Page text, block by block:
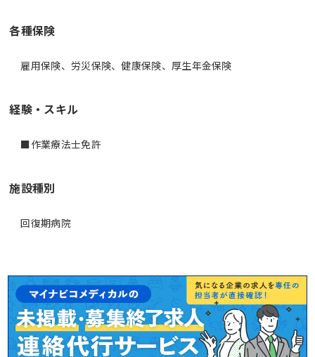
各種保険
雇用保険、労災保険、健康保険、厚生年金保険
経験・スキル
■作業療法士免許
施設種別
回復期病院